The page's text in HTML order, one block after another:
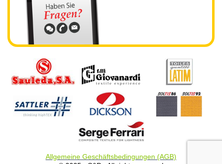
Allgemeine Geschäftsbedingungen (AGB)